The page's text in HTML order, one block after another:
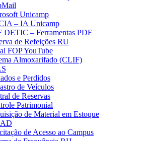
Unicamp
– IA Unicamp
DETIC – Ferramentas PDF
de Refeições RU
FOP YouTube
Almoxarifado (CLIF)
e Perdidos
de Veículos
de Reservas
Patrimonial
de Material em Estoque
de Acesso ao Campus